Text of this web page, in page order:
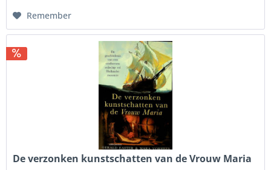
Remember
De verzonken kunstschatten van de Vrouw Maria